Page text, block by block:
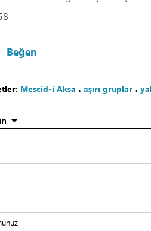
Beğen
Mescid-i Aksa ، aşırı gruplar ،